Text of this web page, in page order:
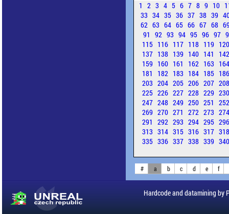
1 2 3 4 5 6 7 8 9 10
33 34 35 36 37 38 39
62 63 64 65 66 67 68
91 92 93 94 95 96 97
115 116 117 118 119
137 138 139 140 141
159 160 161 162 163
181
182 183 184 185
203 204 205 206 207
225 226 227 228 229
247 248 249 250 251
269 270 271 272 273
291 292 293 294 295
313 314 315 316 317
335 336 337 338 339
# a b c d e f
Hardcode and datamining by